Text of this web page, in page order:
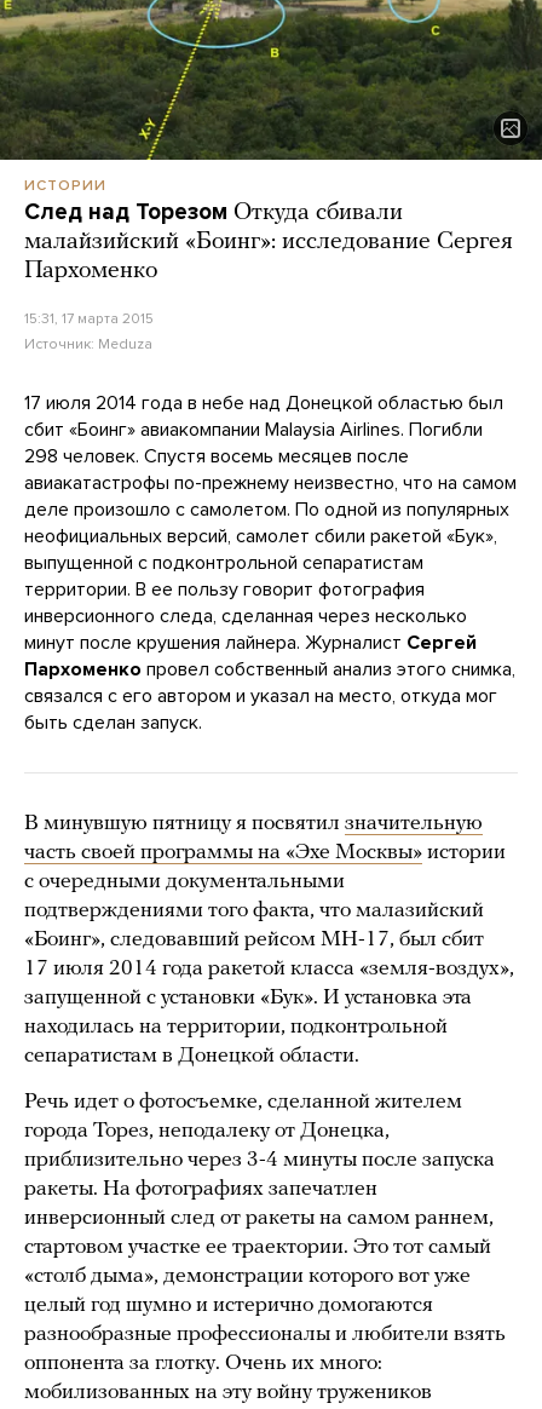
ИСТОРИИ
След над Торезом Откуда сбивали
малайзийский «Боинг»: исследование Сергея
Пархоменко
15:31, 17 марта 2015
Источник: Meduza
17 июля 2014 года в небе над Донецкой областью был
сбит «Боинг» авиакомпании Malaysia Airlines. Погибли
298 человек. Спустя восемь месяцев после
авиакатастрофы по-прежнему неизвестно, что на самом
деле произошло с самолетом. По одной из популярных
неофициальных версий, самолет сбили ракетой «Бук»,
выпущенной с подконтрольной сепаратистам
территории. В ее пользу говорит фотография
инверсионного следа, сделанная через несколько
минут после крушения лайнера. Журналист Сергей
Пархоменко провел собственный анализ этого снимка,
связался с его автором и указал на место, откуда мог
быть сделан запуск.
В минувшую пятницу я посвятил значительную
часть своей программы на «Эхе Москвы» истории
с очередными документальными
подтверждениями того факта, что малазийский
«Боинг», следовавший рейсом MH-17, был сбит
17 июля 2014 года ракетой класса «земля-воздух»,
запущенной с установки «Бук». И установка эта
находилась на территории, подконтрольной
сепаратистам в Донецкой области.
Речь идет о фотосъемке, сделанной жителем
города Торез, неподалеку от Донецка,
приблизительно через 3-4 минуты после запуска
ракеты. На фотографиях запечатлен
инверсионный след от ракеты на самом раннем,
стартовом участке ее траектории. Это тот самый
«столб дыма», демонстрации которого вот уже
целый год шумно и истерично домогаются
разнообразные профессионалы и любители взять
оппонента за глотку. Очень их много:
мобилизованных на эту войну тружеников